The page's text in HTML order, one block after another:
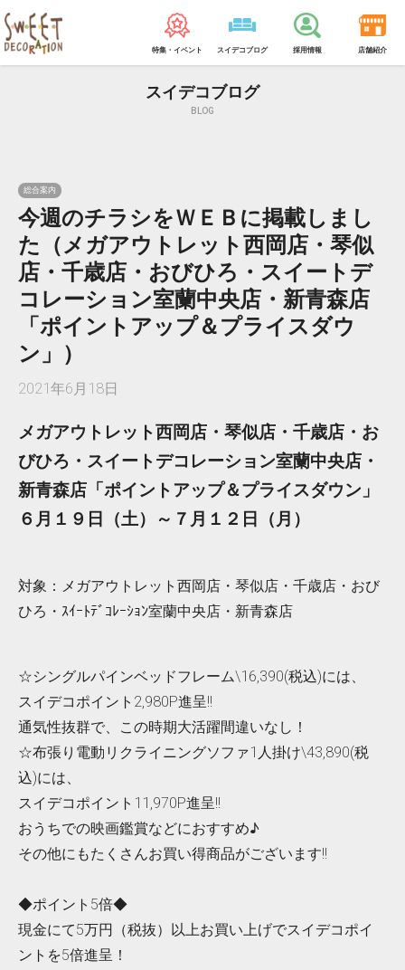
特集・イベント スイデコブログ 採用情報 店舗紹介
スイデコブログ
BLOG
総合案内
今週のチラシをＷＥＢに掲載しまし
た（メガアウトレット西岡店・琴似
店・千歳店・おびひろ・スイートデ
コレーション室蘭中央店・新青森店
「ポイントアップ＆プライスダウ
ン」）
2021年6月18日
メガアウトレット西岡店・琴似店・千歳店・お
びひろ・スイートデコレーション室蘭中央店・
新青森店「ポイントアップ＆プライスダウン」
６月１９日（土）～７月１２日（月）
対象：メガアウトレット西岡店・琴似店・千歳店・おび
ひろ・ｽｲｰﾄﾃﾞｺﾚｰｼｮﾝ室蘭中央店・新青森店
☆シングルパインベッドフレーム\16,390(税込)には、
スイデコポイント2,980P進呈!!
通気性抜群で、この時期大活躍間違いなし！
☆布張り電動リクライニングソファ1人掛け\43,890(税
込)には、
スイデコポイント11,970P進呈!!
おうちでの映画鑑賞などにおすすめ♪
その他にもたくさんお買い得商品がございます!!
◆ポイント5倍◆
現金にて5万円（税抜）以上お買い上げでスイデコポイ
ントを5倍進呈！